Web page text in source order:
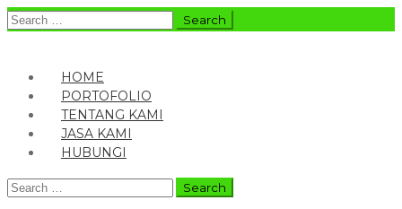
Search
HOME
PORTOFOLIO
TENTANG KAMI
JASA KAMI
HUBUNGI
Search